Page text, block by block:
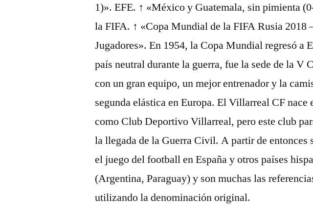
1)». EFE. ↑ «México y Guatemala, sin pimienta
la FIFA. ↑ «Copa Mundial de la FIFA Rusia 2018
Jugadores». En 1954, la Copa Mundial regresó a
país neutral durante la guerra, fue la sede de la V
con un gran equipo, un mejor entrenador y la
segunda elástica en Europa. El Villarreal CF nace
como Club Deportivo Villarreal, pero este club
la llegada de la Guerra Civil. A partir de entonces
el juego del football en España y otros países
(Argentina, Paraguay) y son muchas las
utilizando la denominación original.